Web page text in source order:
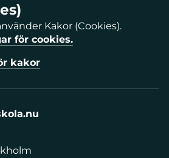
Kakor (Cookies).
för cookies.
kakor